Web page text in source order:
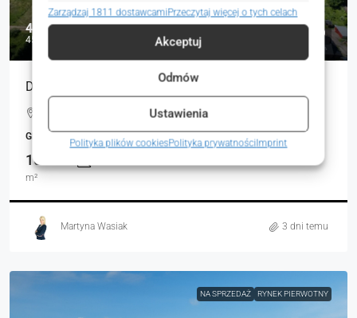
Zarządzaj 1811 dostawcamiPrzeczytaj więcej o tych celach
Akceptuj
Odmów
Ustawienia
Polityka plików cookiesPolityka prywatnościImprint
45 045 zł
45 zł
Działki w otoczeniu lasu| Jaglice, gm. Czmoń
GRUNTY
1001.00
m²
Martyna Wasiak 3 dni temu
NA SPRZEDAŻ RYNEK PIERWOTNY